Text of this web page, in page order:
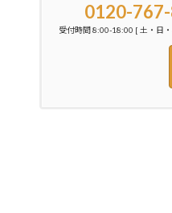
0120-
受付時間 8:00-18:00 [ 土・日